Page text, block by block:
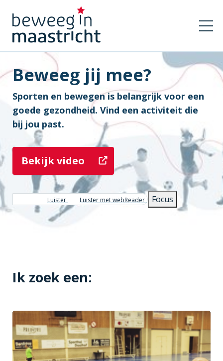
Beweeg jij mee?
Sporten en bewegen is belangrijk voor een
goede gezondheid. Vind een activiteit die
bij jou past.
Bekijk video
Luister Luister met webReader Focus
Ik zoek een: